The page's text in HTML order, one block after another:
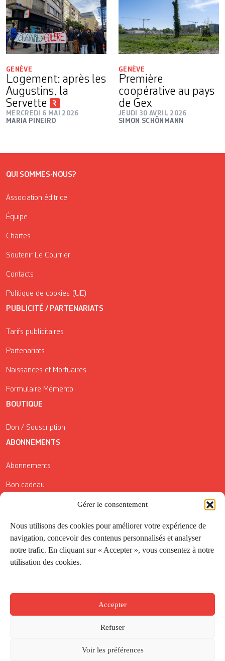
Gérer le consentement
Nous utilisons des cookies pour améliorer votre expérience de
navigation, concevoir des contenus personnalisés et analyser
notre trafic. En cliquant sur « Accepter », vous consentez à notre
utilisation des cookies.
Accepter
Refuser
Voir les préférences
GENÈVE
Logement: après les
Augustins, la
Servette
MERCREDI 6 MAI 2026
MARIA PINEIRO
GENÈVE
Première
coopérative au pays
de Gex
JEUDI 30 AVRIL 2026
SIMON SCHÖNMANN
QUI SOMMES-NOUS?
Association éditrice
Équipe
Chartes
Soutenir Le Courrier
Contacts
Politique de cookies (UE)
PUBLICITÉ / PARTENARIATS
Tarifs publicitaires
Partenariats
Naissances et Mortuaires
Formulaire Mémento
BOUTIQUE
Don / Souscription
ABONNEMENTS
Abonnements
Bon cadeau
Conditions générales de vente
Réductions de la Carte Côté Courrier
Application